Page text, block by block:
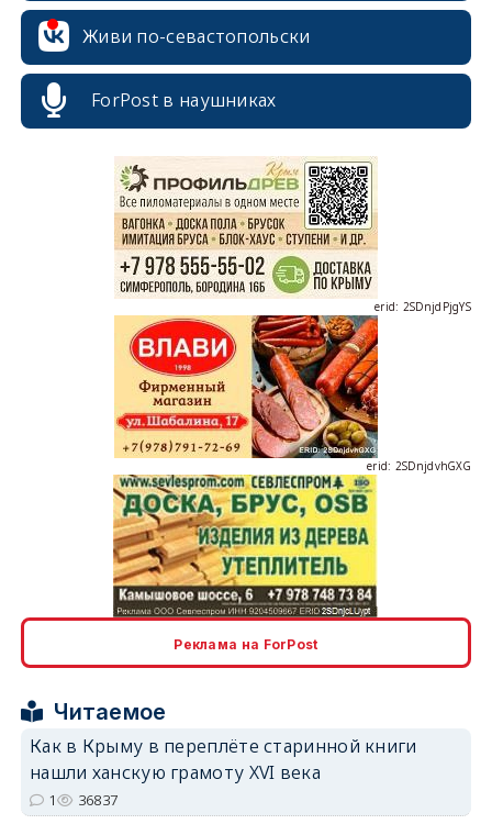
Живи по-севастопольски
ForPost в наушниках
erid: 2SDnjdvhGXG
erid: 2SDnjcLUypt
erid: 2SDnjcrDNw6
Реклама на ForPost
Читаемое
Как в Крыму в переплёте старинной книги
нашли ханскую грамоту XVI века
1 36837